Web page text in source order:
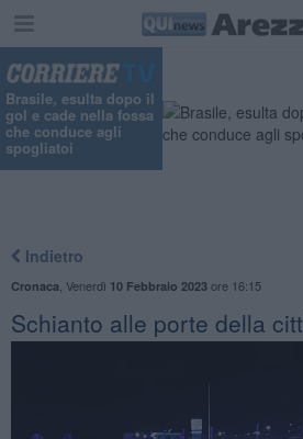
Brasile, esulta dopo il
gol e cade nella fossa
che conduce agli
spogliatoi
Indietro
Cronaca Venerdì 10 Febbraio 2023ore 16:15
Schianto alle porte della